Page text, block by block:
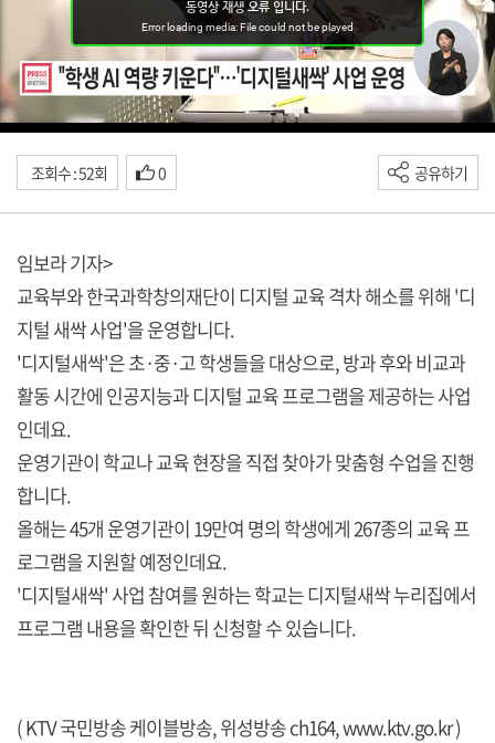
조회수 : 52회 0 공유하기
임보라 기자>
교육부와 한국과학창의재단이 디지털 교육 격차 해소를 위해 '디
지털 새싹 사업'을 운영합니다.
'디지털새싹'은 초·중·고 학생들을 대상으로, 방과 후와 비교과
활동 시간에 인공지능과 디지털 교육 프로그램을 제공하는 사업
인데요.
운영기관이 학교나 교육 현장을 직접 찾아가 맞춤형 수업을 진행
합니다.
올해는 45개 운영기관이 19만여 명의 학생에게 267종의 교육 프
로그램을 지원할 예정인데요.
'디지털새싹' 사업 참여를 원하는 학교는 디지털새싹 누리집에서
프로그램 내용을 확인한 뒤 신청할 수 있습니다.
( KTV 국민방송 케이블방송, 위성방송 ch164,www.ktv.go.kr)